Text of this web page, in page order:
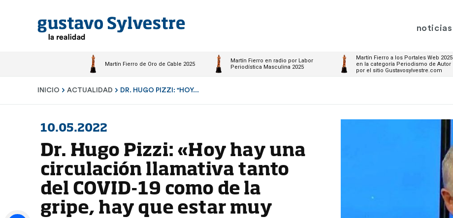
noticias
Martín Fierro de Oro de Cable 2025
Martín Fierro en radio por Labor
Periodística Masculina 2025
Martín Fierro a los Portales Web 2025
en la categoría Periodismo de Autor
por el sitio Gustavosylvestre.com
INICIO ACTUALIDAD DR. HUGO PIZZI: "HOY...
10.05.2022
Dr. Hugo Pizzi: «Hoy hay una
circulación llamativa tanto
del COVID-19 como de la
gripe, hay que estar muy